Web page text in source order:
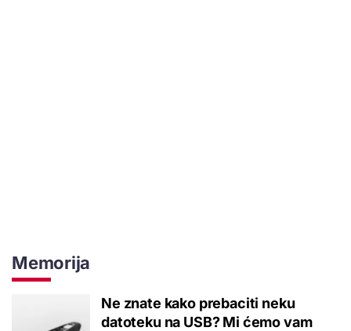
Memorija
Ne znate kako prebaciti neku
datoteku na USB? Mi ćemo vam